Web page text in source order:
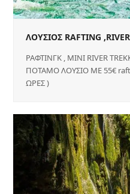
ΛΟΥΣΙΟΣ RAFTING
ΡΑΦΤΙΝΓΚ , ΜΙΝΙ RIVER
ΠΟΤΑΜΟ ΛΟΥΣΙΟ ΜΕ 55€
ΩΡΕΣ )